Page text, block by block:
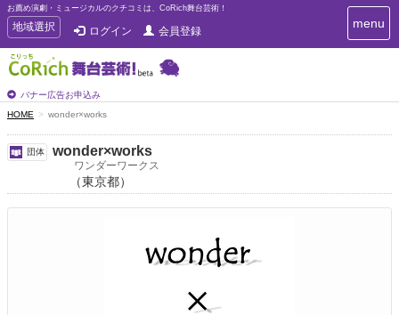
お薦め演劇・ミュージカルのクチコミは、CoRich舞台芸術！
T
o
g
g
e
n
a
v
i
a
t
地域選択 ログイン 会員登録
バナー広告お申込み
T
o
menu
HOME wonder×works
団体 wonder×works
ワンダーワークス
（東京都）